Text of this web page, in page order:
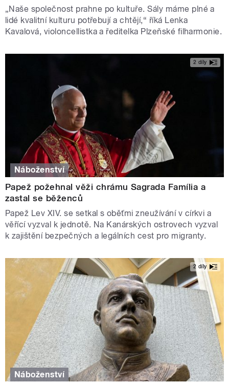
„Naše společnost prahne po kultuře. Sály máme plné a
lidé kvalitní kulturu potřebují a chtějí,“ říká Lenka
Kavalová, violoncellistka a ředitelka Plzeňské filharmonie.
2 díly
Náboženství
Papež požehnal věži chrámu Sagrada Família a
zastal se běženců
Papež Lev XIV. se setkal s oběťmi zneužívání v církvi a
věřící vyzval k jednotě. Na Kanárských ostrovech vyzval
k zajištění bezpečných a legálních cest pro migranty.
2 díly
Náboženství